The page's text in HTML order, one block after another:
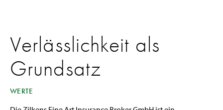
Verlässlichkeit als
Grundsatz
WERTE